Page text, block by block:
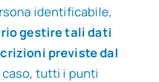
identificabile,
gestire tali dati
previste dal
caso, tutti i punti